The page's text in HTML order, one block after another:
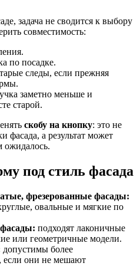
задача не сводится к выбору
совместимость:
по посадке.
следы, если прежняя
заметно меньше и
старой.
скобу на кнопку: это не
фасада, а результат может
ожидалось.
под стиль фасада
фрезерованные фасады:
овальные и мягкие по
подходят лаконичные
или геометричные модели.
допустимы более
если они не мешают